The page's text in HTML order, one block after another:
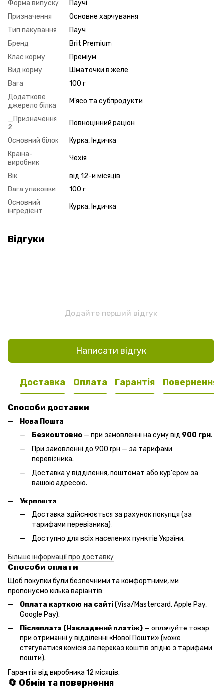
Форма випуску
Паучі
Призначення
Основне харчування
Тип пакування
Пауч
Бренд
Brit Premium
Клас корму
Преміум
Вид корму
Шматочки в желе
Вага
100 г
Додаткове
джерело білка
М'ясо та субпродукти
_Призначення
2
Повноцінний раціон
Основний білок
Курка, Індичка
Країна-
виробник
Чехія
Вік
від 12-и місяців
Вага упаковки
100 г
Основний
інгредієнт
Курка, Індичка
Відгуки
Додайте перший відгук
Написати відгук
Доставка Оплата Гарантія Повернення
Способи доставки
Нова Пошта
Безкоштовно — при замовленні на суму від 900 грн.
При замовленні до 900 грн — за тарифами
перевізника.
Доставка у відділення, поштомат або кур'єром за
вашою адресою.
Укрпошта
Доставка здійснюється за рахунок покупця (за
тарифами перевізника).
Доступно для всіх населених пунктів України.
Більше інформації про доставку
Способи оплати
Щоб покупки були безпечними та комфортними, ми
пропонуємо кілька варіантів:
Оплата карткою на сайті(Visa/Mastercard, Apple Pay,
Google Pay).
Післяплата (Накладений платіж) — оплачуйте товар
при отриманні у відділенні «Нової Пошти» (може
стягуватися комісія за переказ коштів згідно з тарифами
пошти).
Гарантія від виробника 12 місяців.
🔄 Обмін та повернення